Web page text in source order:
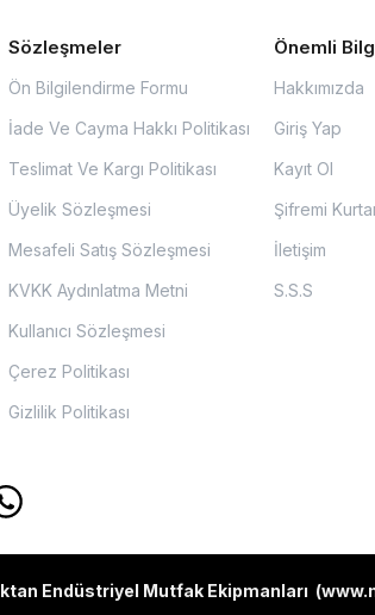
Sözleşmeler
Ön Bilgilendirme Formu
İade Ve Cayma Hakkı Politikası
Teslimat Ve Kargı Politikası
Üyelik Sözleşmesi
Mesafeli Satış Sözleşmesi
KVKK Aydınlatma Metni
Kullanıcı Sözleşmesi
Çerez Politikası
Gizlilik Politikası
Önemli
Hakkımızda
Giriş Yap
Kayıt Ol
Şifremi
İletişim
S.S.S
ktan Endüstriyel Mutfak Ekipmanları (